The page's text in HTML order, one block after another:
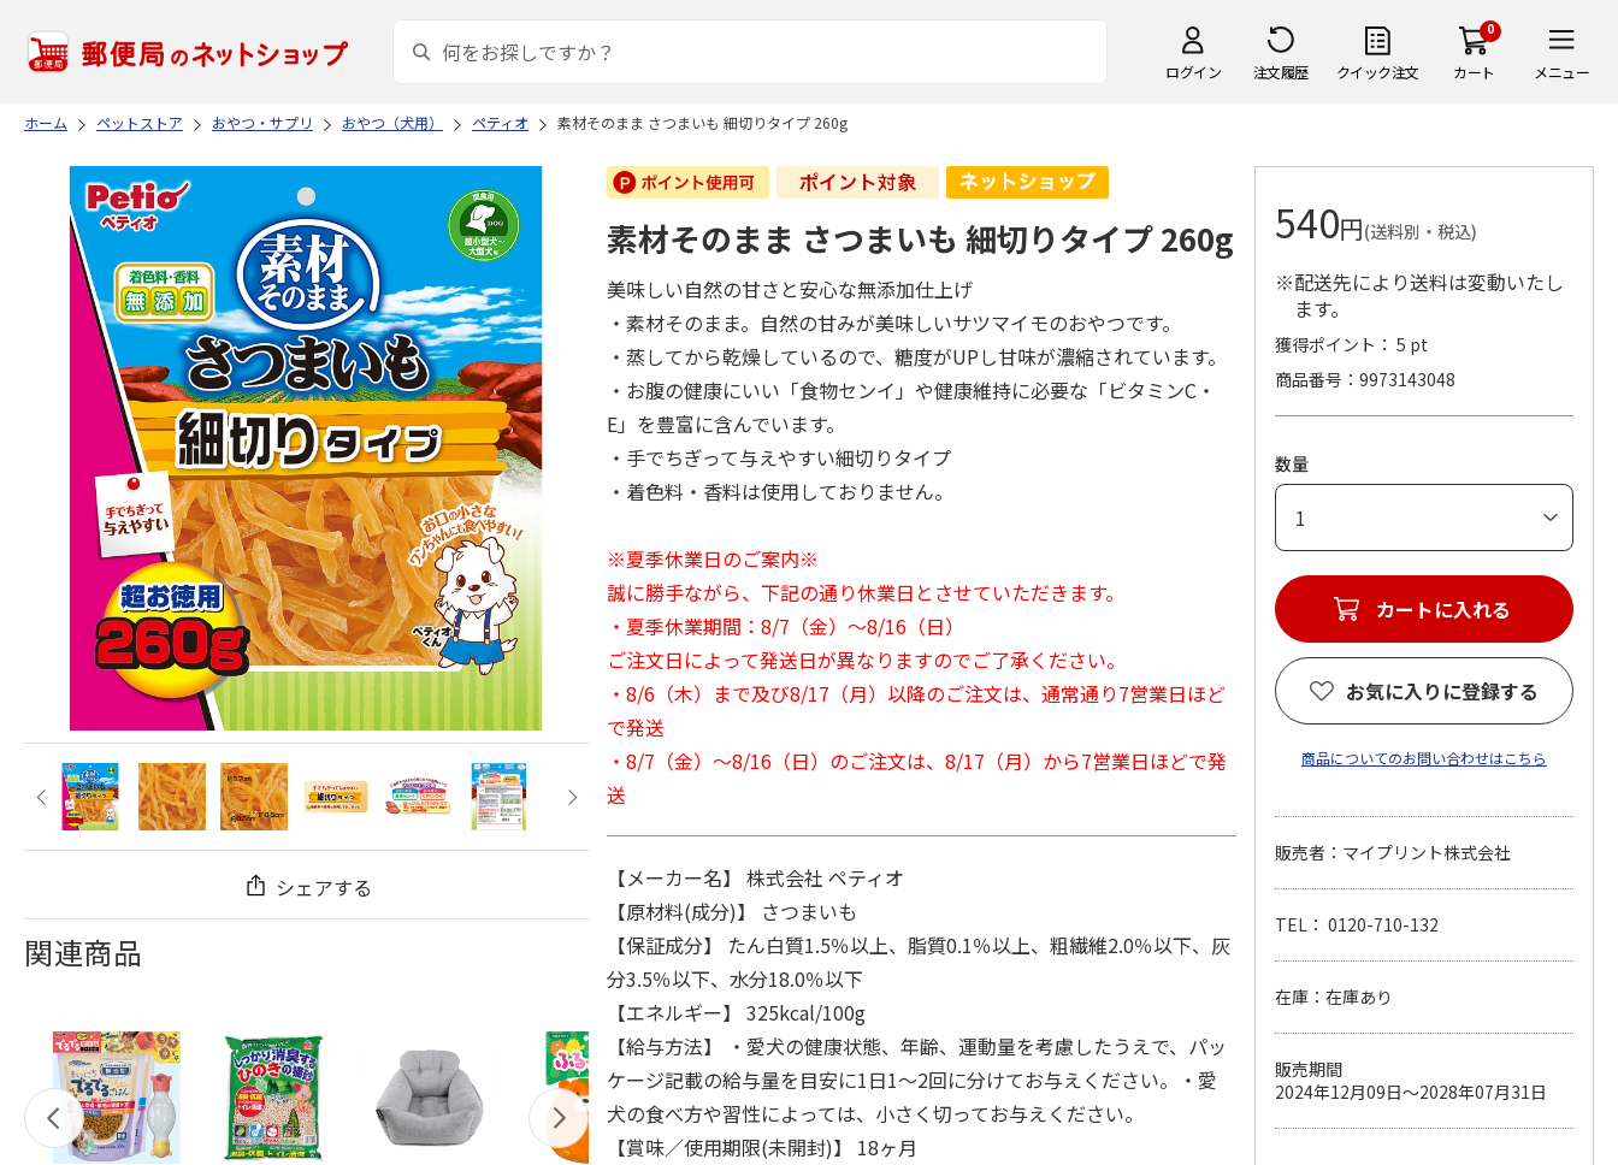
ログイン 注文履歴 クイック注文
0
カート メニュー
ホーム ペットストア おやつ・サプリ おやつ（犬用） ペティオ 素材そのまま さつまいも 細切りタイプ 260g
シェアする
関連商品
素材そのまま さつまいも 細切りタイプ 260g
美味しい自然の甘さと安心な無添加仕上げ
・素材そのまま。自然の甘みが美味しいサツマイモのおやつです。
・蒸してから乾燥しているので、糖度がUPし甘味が濃縮されています。
・お腹の健康にいい「食物センイ」や健康維持に必要な「ビタミンC・
E」を豊富に含んでいます。
・手でちぎって与えやすい細切りタイプ
・着色料・香料は使用しておりません。
※夏季休業日のご案内※
誠に勝手ながら、下記の通り休業日とさせていただきます。
・夏季休業期間：8/7（金）～8/16（日）
ご注文日によって発送日が異なりますのでご了承ください。
・8/6（木）まで及び8/17（月）以降のご注文は、通常通り7営業日ほど
で発送
・8/7（金）～8/16（日）のご注文は、8/17（月）から7営業日ほどで発
送
【メーカー名】 株式会社 ペティオ
【原材料(成分)】 さつまいも
【保証成分】 たん白質1.5％以上、脂質0.1％以上、粗繊維2.0％以下、灰
分3.5％以下、水分18.0％以下
【エネルギー】 325kcal/100g
【給与方法】 ・愛犬の健康状態、年齢、運動量を考慮したうえで、パッ
ケージ記載の給与量を目安に1日1～2回に分けてお与えください。・愛
犬の食べ方や習性によっては、小さく切ってお与えください。
【賞味／使用期限(未開封)】 18ヶ月
540円(送料別・税込)
※配送先により送料は変動いたし
ます。
獲得ポイント： 5 pt
商品番号
9973143048
数量
カートに入れる
お気に入りに登録する
商品についてのお問い合わせはこちら
販売者：マイプリント株式会社
TEL： 0120-710-132
在庫：在庫あり
販売期間
2024年12月09日～2028年07月31日